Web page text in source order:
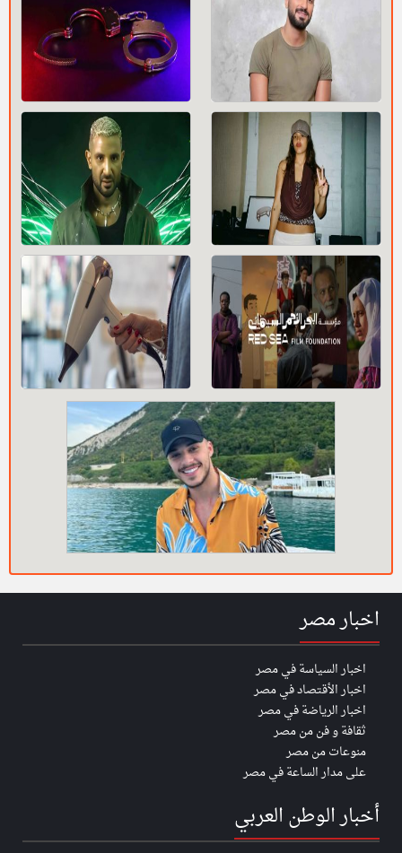
اخبار مصر
اخبار السياسة في مصر
اخبار الأقتصاد في مصر
اخبار الرياضة في مصر
ثقافة و فن من مصر
منوعات من مصر
على مدار الساعة في مصر
أخبار الوطن العربي